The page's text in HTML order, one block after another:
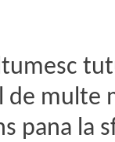
de multe
pana la